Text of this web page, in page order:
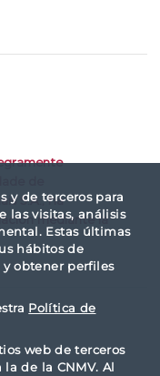
y de terceros para
las visitas, análisis
Estas últimas
hábitos de
y obtener perfiles
Política de
web de terceros
de la CNMV. Al
de
S.A., ha
mediante la